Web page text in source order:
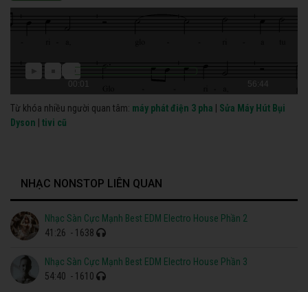
00:01 56:44
Từ khóa nhiều người quan tâm: máy phát điện 3 pha
Sửa Máy Hút Bụi
Dyson
tivi cũ
NHẠC NONSTOP LIÊN QUAN
Nhạc Sàn Cực Mạnh Best EDM Electro House Phần 2
41:26 - 1638
Nhạc Sàn Cực Mạnh Best EDM Electro House Phần 3
54:40 - 1610